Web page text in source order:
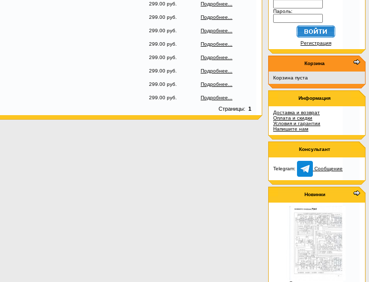
299.00 руб.
Подробнее...
299.00 руб.
Подробнее...
299.00 руб.
Подробнее...
299.00 руб.
Подробнее...
299.00 руб.
Подробнее...
299.00 руб.
Подробнее...
299.00 руб.
Подробнее...
299.00 руб. Подробнее...
Страницы: 1
Пароль:
Регистрация
Корзина
Корзина пуста
Информация
Доставка и возврат
Оплата и скидки
Условия и гарантии
Напишите нам
Консультант
Telegram: Сообщение
Новинки